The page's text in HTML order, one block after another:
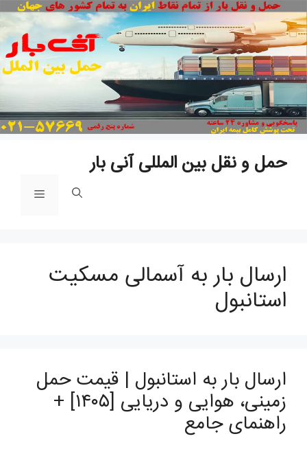
حمل و نقل بین المللی آنی بار
فهرست
ارسال بار به آسمالی مسکیت
استانبول
ارسال بار به استانبول | قیمت حمل
زمینی، هوایی و دریایی [۱۴۰۵] +
راهنمای جامع